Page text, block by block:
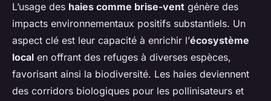
L’usage des haies comme brise-vent génère des
impacts environnementaux positifs substantiels. Un
aspect clé est leur capacité à enrichir l’écosystème
local en offrant des refuges à diverses espèces,
favorisant ainsi la biodiversité. Les haies deviennent
des corridors biologiques pour les pollinisateurs et